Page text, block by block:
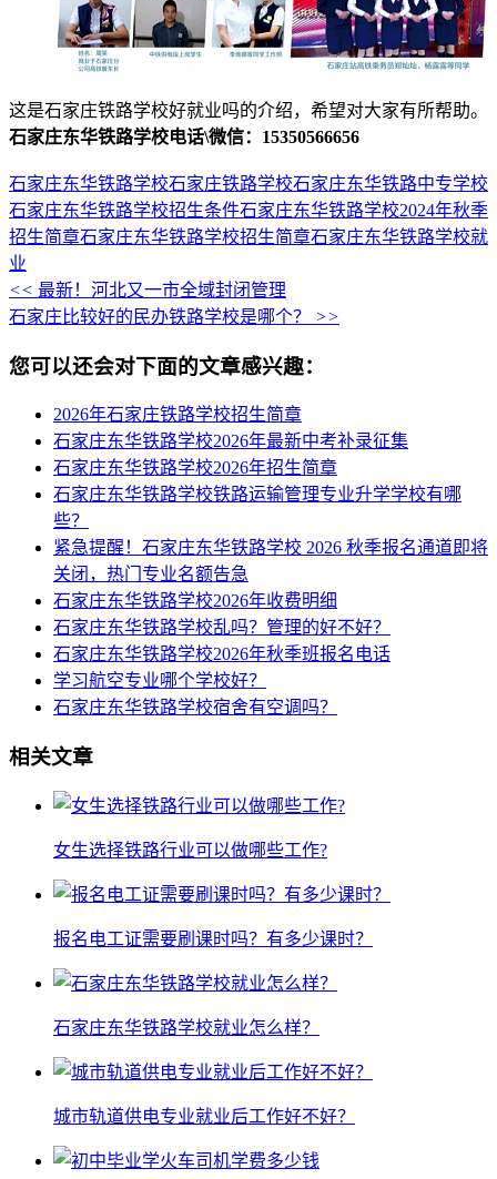
这是石家庄铁路学校好就业吗的介绍，希望对大家有所帮助。
石家庄东华铁路学校电话\微信：15350566656
石家庄东华铁路学校石家庄铁路学校石家庄东华铁路中专学校
石家庄东华铁路学校招生条件石家庄东华铁路学校2024年秋季
招生简章石家庄东华铁路学校招生简章石家庄东华铁路学校就
业
<< 最新！河北又一市全域封闭管理
石家庄比较好的民办铁路学校是哪个？ >>
您可以还会对下面的文章感兴趣：
2026年石家庄铁路学校招生简章
石家庄东华铁路学校2026年最新中考补录征集
石家庄东华铁路学校2026年招生简章
石家庄东华铁路学校铁路运输管理专业升学学校有哪
些？
紧急提醒！石家庄东华铁路学校 2026 秋季报名通道即将
关闭，热门专业名额告急
石家庄东华铁路学校2026年收费明细
石家庄东华铁路学校乱吗？管理的好不好？
石家庄东华铁路学校2026年秋季班报名电话
学习航空专业哪个学校好？
石家庄东华铁路学校宿舍有空调吗？
相关文章
女生选择铁路行业可以做哪些工作?
报名电工证需要刷课时吗？有多少课时？
石家庄东华铁路学校就业怎么样？
城市轨道供电专业就业后工作好不好？